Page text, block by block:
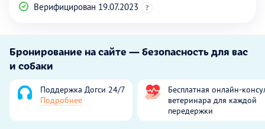
Верифицирован 19.07.2023
?
Бронирование на сайте — безопасность для вас
и собаки
Поддержка Догси 24/7
Подробнее
Бесплатная онлайн-
ветеринара для каждой
передержки